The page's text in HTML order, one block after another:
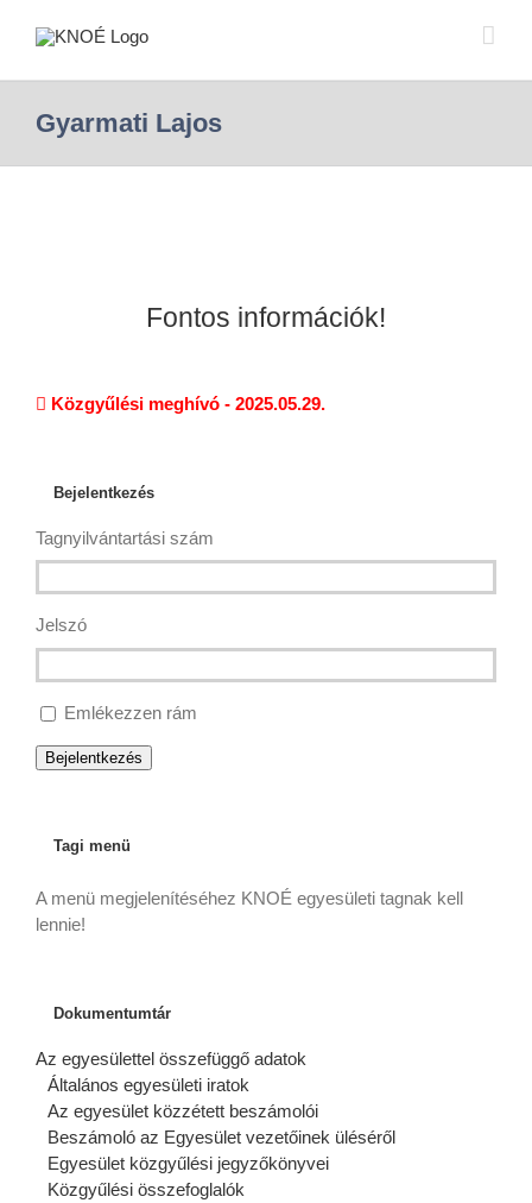
Gyarmati Lajos
Fontos információk!
Közgyűlési meghívó - 2025.05.29.
Bejelentkezés
Tagnyilvántartási szám
Jelszó
Emlékezzen rám
Bejelentkezés
Tagi menü
A menü megjelenítéséhez KNOÉ egyesületi tagnak kell
lennie!
Dokumentumtár
Az egyesülettel összefüggő adatok
Általános egyesületi iratok
Az egyesület közzétett beszámolói
Beszámoló az Egyesület vezetőinek üléséről
Egyesület közgyűlési jegyzőkönyvei
Közgyűlési összefoglalók